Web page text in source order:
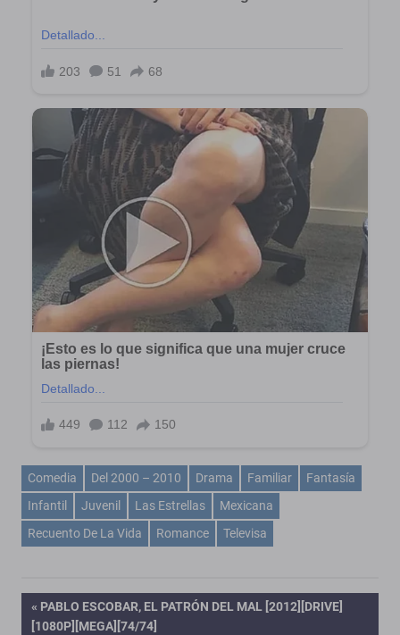
Comedia Del 2000 – 2010 Drama Familiar
Fantasía
Infantil
Juvenil Las Estrellas
Mexicana
Recuento De La Vida
Romance Televisa
Navegación
ENTRADA
ANTERIOR:
PABLO ESCOBAR, EL PATRÓN DEL MAL [2012][DRIVE]
[1080P][MEGA][74/74]